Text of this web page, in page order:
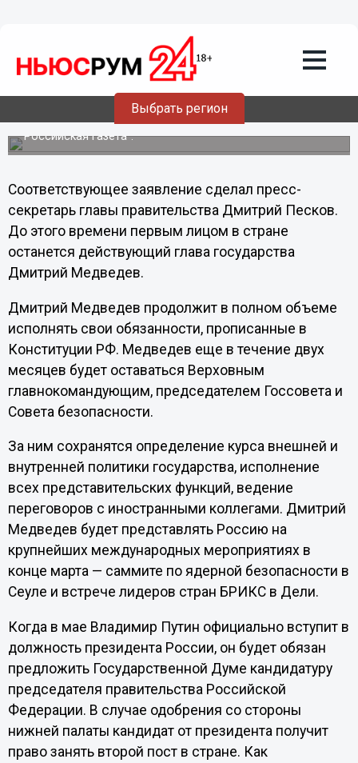
Выбрать регион
Инаугурация Владимира Путина
состоится в мае
Избранный на пост президента России Владимир Путин
будет руководить правительством еще в течение двух
месяцев до своей инаугурации в мае, сообщает
"Российская газета".
Соответствующее заявление сделал пресс-
секретарь главы правительства Дмитрий Песков.
До этого времени первым лицом в стране
останется действующий глава государства
Дмитрий Медведев.
Дмитрий Медведев продолжит в полном объеме
исполнять свои обязанности, прописанные в
Конституции РФ. Медведев еще в течение двух
месяцев будет оставаться Верховным
главнокомандующим, председателем Госсовета и
Совета безопасности.
За ним сохранятся определение курса внешней и
внутренней политики государства, исполнение
всех представительских функций, ведение
переговоров с иностранными коллегами. Дмитрий
Медведев будет представлять Россию на
крупнейших международных мероприятиях в
конце марта — саммите по ядерной безопасности в
Сеуле и встрече лидеров стран БРИКС в Дели.
Когда в мае Владимир Путин официально вступит в
должность президента России, он будет обязан
предложить Государственной Думе кандидатуру
председателя правительства Российской
Федерации. В случае одобрения со стороны
нижней палаты кандидат от президента получит
право занять второй пост в стране. Как